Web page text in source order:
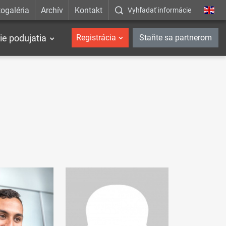
Archív Kontakt Vyhľadať informácie
podujatia Registrácia Staňte sa partnerom